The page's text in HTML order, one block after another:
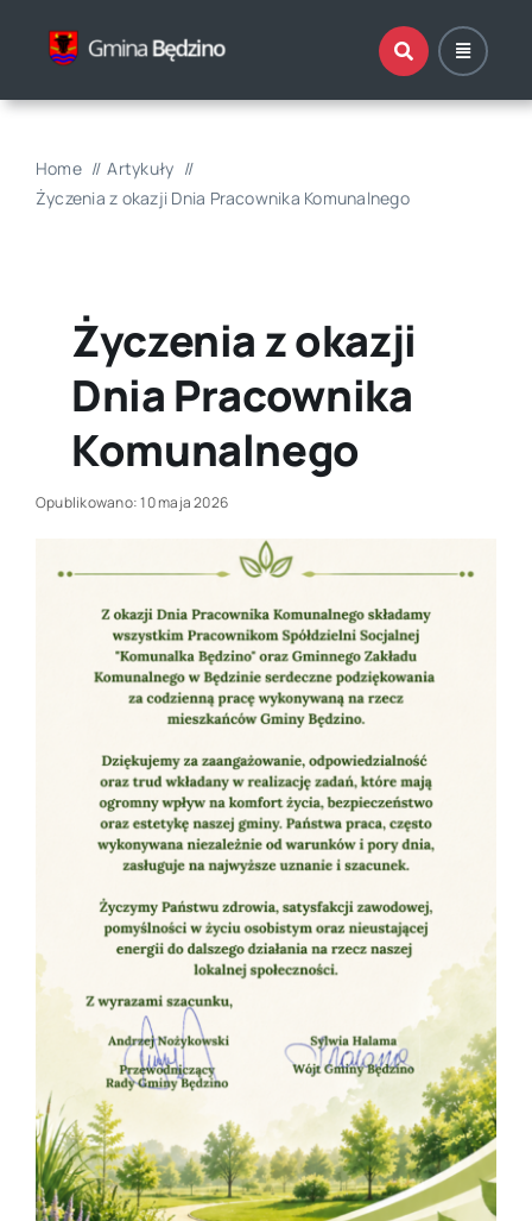
Home
Artykuły
Życzenia z okazji Dnia Pracownika Komunalnego
Życzenia z okazji
Dnia Pracownika
Komunalnego
Opublikowano: 10 maja 2026